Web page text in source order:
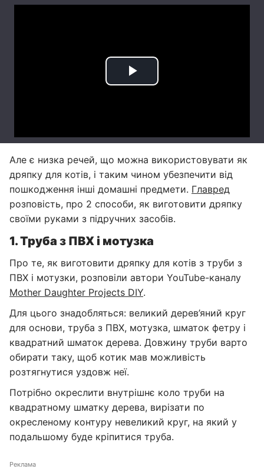
Але є низка речей, що можна використовувати як
дряпку для котів, і таким чином убезпечити від
пошкодження інші домашні предмети. Главред
розповість, про 2 способи, як виготовити дряпку
своїми руками з підручних засобів.
1. Труба з ПВХ і мотузка
Про те, як виготовити дряпку для котів з труби з
ПВХ і мотузки, розповіли автори YouTube-каналу
Mother Daughter Projects DIY.
Для цього знадобляться: великий дерев’яний круг
для основи, труба з ПВХ, мотузка, шматок фетру і
квадратний шматок дерева. Довжину труби варто
обирати таку, щоб котик мав можливість
розтягнутися уздовж неї.
Потрібно окреслити внутрішнє коло труби на
квадратному шматку дерева, вирізати по
окресленому контуру невеликий круг, на який у
подальшому буде кріпитися труба.
Реклама